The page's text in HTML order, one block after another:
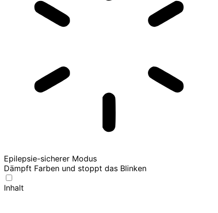
Epilepsie-sicherer Modus
Dämpft Farben und stoppt das Blinken
Inhalt